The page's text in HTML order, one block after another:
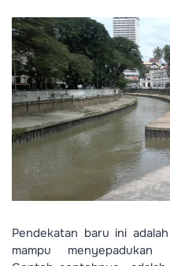
Pendekatan baru ini
mampu menyepadukan